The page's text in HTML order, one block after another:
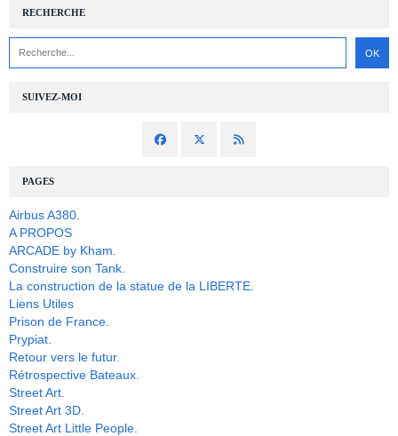
SUIVEZ-MOI
RECHERCHE
PAGES
Airbus A380.
A PROPOS
ARCADE by Kham.
Construire son Tank.
La construction de la statue de la LIBERTE.
Liens Utiles
Prison de France.
Prypiat.
Retour vers le futur.
Rétrospective Bateaux.
Street Art.
Street Art 3D.
Street Art Little People.